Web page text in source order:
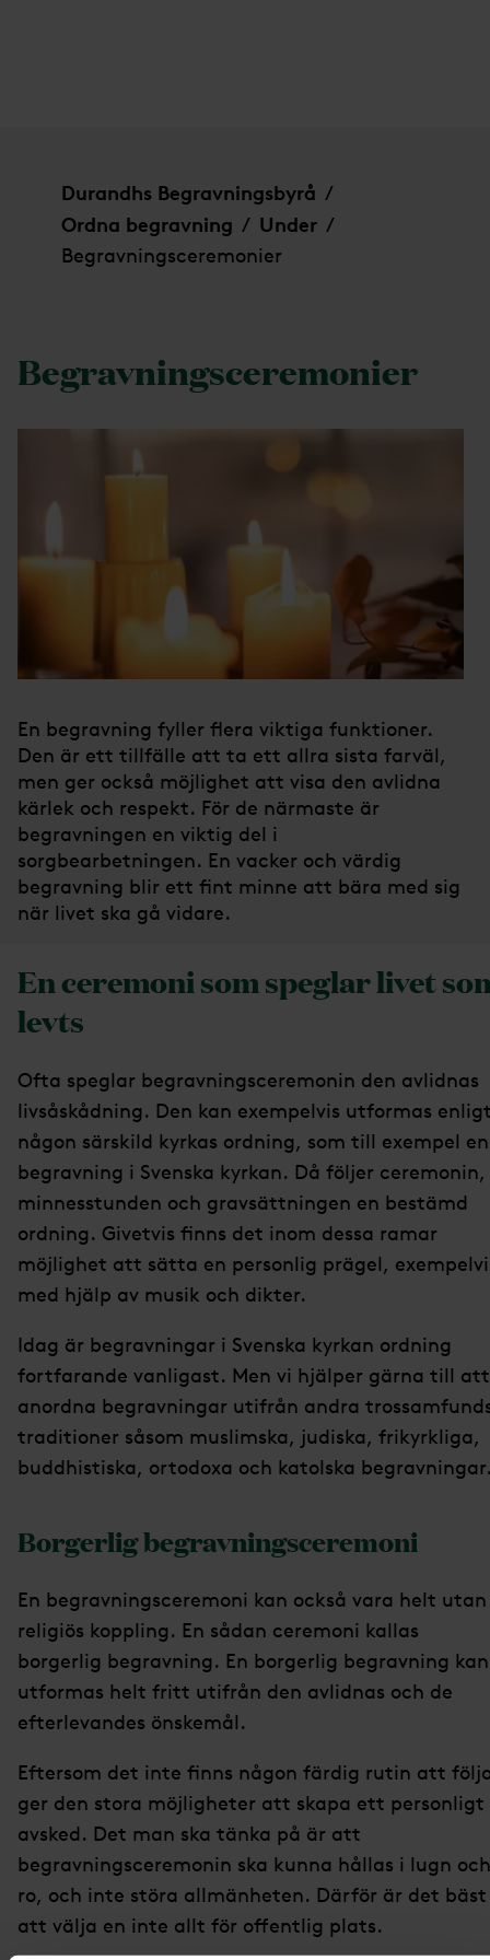
Durandhs Begravningsbyrå /
Ordna begravning / Under /
Begravningsceremonier
Begravningsceremonier
En begravning fyller flera viktiga funktioner.
Den är ett tillfälle att ta ett allra sista farväl,
men ger också möjlighet att visa den avlidna
kärlek och respekt. För de närmaste är
begravningen en viktig del i
sorgbearbetningen. En vacker och värdig
begravning blir ett fint minne att bära med sig
när livet ska gå vidare.
En ceremoni som speglar livet
levts
Ofta speglar begravningsceremonin den avlidnas
livsåskådning. Den kan exempelvis utformas
någon särskild kyrkas ordning, som till exempel en
begravning i Svenska kyrkan. Då följer ceremonin,
minnesstunden och gravsättningen en bestämd
ordning. Givetvis finns det inom dessa ramar
möjlighet att sätta en personlig prägel,
med hjälp av musik och dikter.
Idag är begravningar i Svenska kyrkan ordning
fortfarande vanligast. Men vi hjälper gärna till att
anordna begravningar utifrån andra
traditioner såsom muslimska, judiska, frikyrkliga,
buddhistiska, ortodoxa och katolska
Borgerlig begravningsceremoni
En begravningsceremoni kan också vara helt utan
religiös koppling. En sådan ceremoni kallas
borgerlig begravning. En borgerlig begravning kan
utformas helt fritt utifrån den avlidnas och de
efterlevandes önskemål.
Eftersom det inte finns någon färdig rutin att
ger den stora möjligheter att skapa ett personligt
avsked. Det man ska tänka på är att
begravningsceremonin ska kunna hållas i lugn och
ro, och inte störa allmänheten. Därför är det bäst
att välja en inte allt för offentlig plats.